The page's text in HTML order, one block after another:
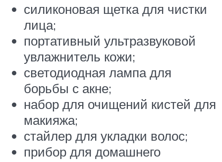
силиконовая щетка для чистки
лица;
портативный ультразвуковой
увлажнитель кожи;
светодиодная лампа для
борьбы с акне;
набор для очищений кистей для
макияжа;
стайлер для укладки волос;
прибор для домашнего